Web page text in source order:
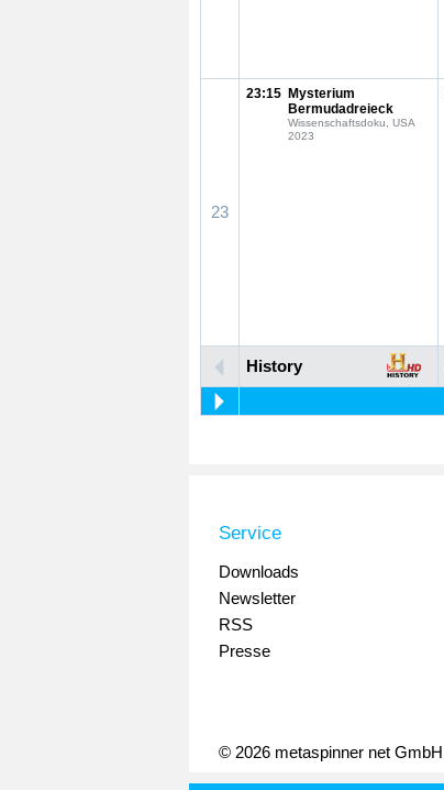
23
23:15 Mysterium
Bermudadreieck
Wissenschaftsdoku, USA
2023
History
Service
Downloads
Newsletter
RSS
Presse
© 2026 metaspinner net GmbH